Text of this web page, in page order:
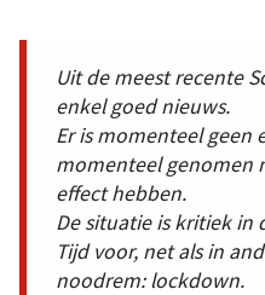
Uit de meest recente
enkel goed nieuws.
Er is momenteel geen
momenteel genomen
effect hebben.
De situatie is kritiek in
Tijd voor, net als in
noodrem: lockdown.